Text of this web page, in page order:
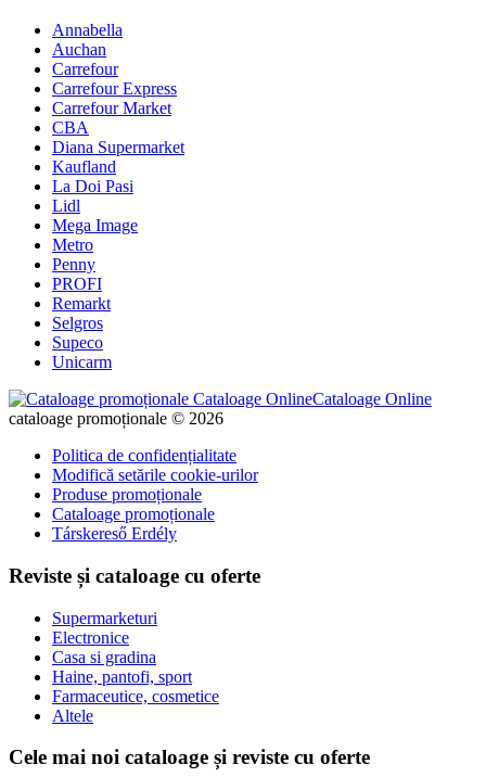
Annabella
Auchan
Carrefour
Carrefour Express
Carrefour Market
CBA
Diana Supermarket
Kaufland
La Doi Pasi
Lidl
Mega Image
Metro
Penny
PROFI
Remarkt
Selgros
Supeco
Unicarm
Cataloage Online
cataloage promoționale © 2026
Politica de confidențialitate
Modifică setările cookie-urilor
Produse promoționale
Cataloage promoționale
Társkereső Erdély
Reviste și cataloage cu oferte
Supermarketuri
Electronice
Casa si gradina
Haine, pantofi, sport
Farmaceutice, cosmetice
Altele
Cele mai noi cataloage și reviste cu oferte